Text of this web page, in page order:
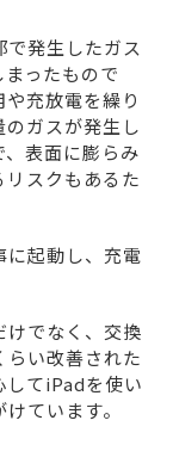
で発生したガス
ったもので
充放電を繰り
ガスが発生し
表面に膨らみ
スクもあるた
に起動し、充電
けでなく、交換
い改善された
してiPadを使い
ています。